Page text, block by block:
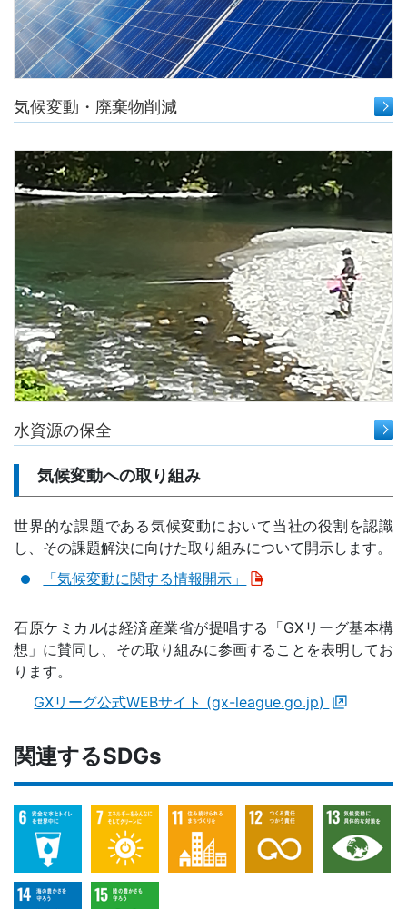
気候変動・廃棄物削減
水資源の保全
気候変動への取り組み
世界的な課題である気候変動において当社の役割を認識
し、その課題解決に向けた取り組みについて開示します。
「気候変動に関する情報開示」
石原ケミカルは経済産業省が提唱する「GXリーグ基本構
想」に賛同し、その取り組みに参画することを表明してお
ります。
GXリーグ公式WEBサイト (gx-league.go.jp)
関連するSDGs